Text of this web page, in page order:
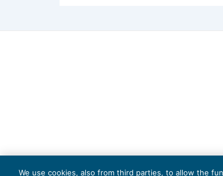
We use cookies, also from third parties, to allow the